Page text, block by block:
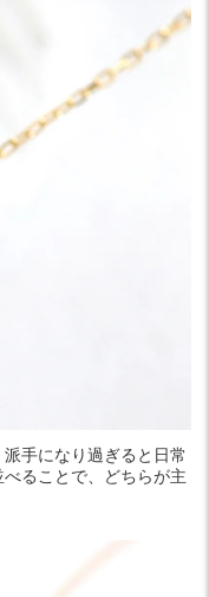
手になり過ぎると日常
ることで、どちらが主